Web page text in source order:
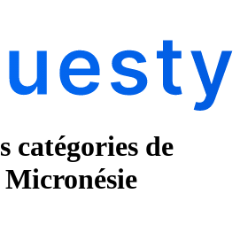
catégories de